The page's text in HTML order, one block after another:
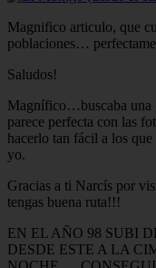
Magnifico articulo, que
poblaciones…
Saludos!
Magnífico…buscaba una
parece perfecta con las
hacerlo tan fácil a los
yo.
Gracias a ti Narcís por
tengas buena ruta!!!
EN EL AÑO 98 SUBI
DESDE ESTE A LA